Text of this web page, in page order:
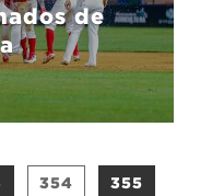
de
354 355